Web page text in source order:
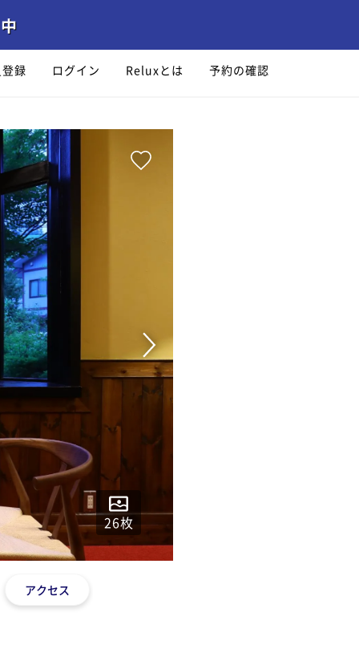
録 ログイン Reluxとは 予約の確認
26枚
アクセス